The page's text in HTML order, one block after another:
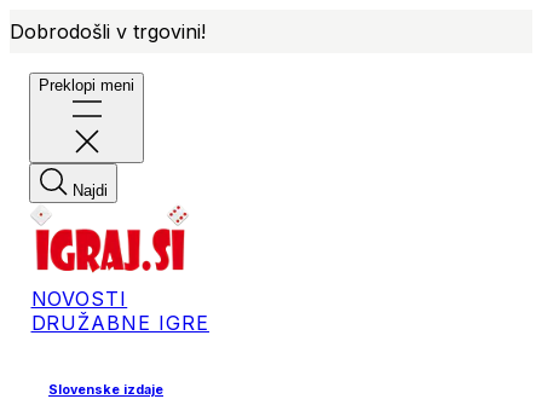
Dobrodošli v trgovini!
Preklopi meni
Najdi
NOVOSTI
DRUŽABNE IGRE
Slovenske izdaje